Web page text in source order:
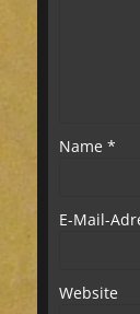
Name *
E-Mail-
Website